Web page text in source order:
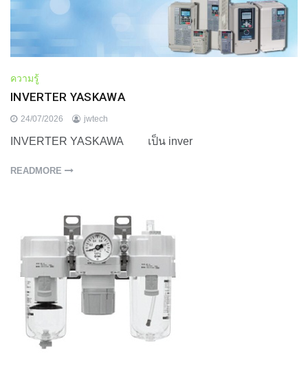
ความรู้
INVERTER YASKAWA
24/07/2026 jwtech
INVERTER YASKAWA เป็น inver
READMORE